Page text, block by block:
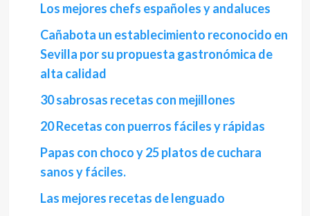
Los mejores chefs españoles y andaluces
Cañabota un establecimiento reconocido en
Sevilla por su propuesta gastronómica de
alta calidad
30 sabrosas recetas con mejillones
20 Recetas con puerros fáciles y rápidas
Papas con choco y 25 platos de cuchara
sanos y fáciles.
Las mejores recetas de lenguado